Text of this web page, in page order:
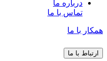
درباره ما
تماس با ما
همکار با ما
ارتباط با ما